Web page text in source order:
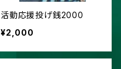
活動応援投げ銭2000
¥2,000